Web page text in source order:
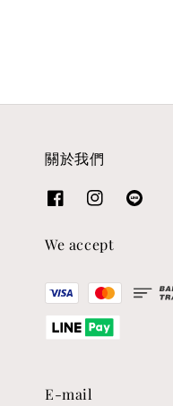
關於我們
We accept
E-mail